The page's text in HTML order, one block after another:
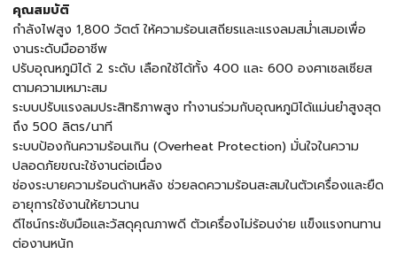
คุณสมบัติ
กำลังไฟสูง 1,800 วัตต์ ให้ความร้อนเสถียรและแรงลมสม่ำเสมอเพื่อ
งานระดับมืออาชีพ
ปรับอุณหภูมิได้ 2 ระดับ เลือกใช้ได้ทั้ง 400 และ 600 องศาเซลเซียส
ตามความเหมาะสม
ระบบปรับแรงลมประสิทธิภาพสูง ทำงานร่วมกับอุณหภูมิได้แม่นยำสูงสุด
ถึง 500 ลิตร/นาที
ระบบป้องกันความร้อนเกิน (Overheat Protection) มั่นใจในความ
ปลอดภัยขณะใช้งานต่อเนื่อง
ช่องระบายความร้อนด้านหลัง ช่วยลดความร้อนสะสมในตัวเครื่องและยืด
อายุการใช้งานให้ยาวนาน
ดีไซน์กระชับมือและวัสดุคุณภาพดี ตัวเครื่องไม่ร้อนง่าย แข็งแรงทนทาน
ต่องานหนัก